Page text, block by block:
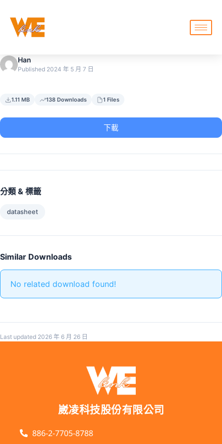
Han
Published 2024 年 5 月 7 日
1.11 MB 138 Downloads 1 Files
下載
分類 & 標籤
datasheet
Similar Downloads
No related download found!
Last updated 2026 年 6 月 26 日
崴凌科技股份有限公司
886-2-7705-8788